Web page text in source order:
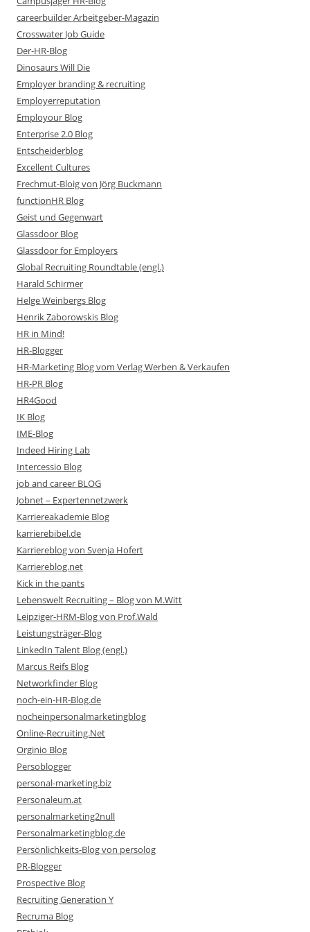
careerbuilder Arbeitgeber-Magazin
Crosswater Job Guide
Der-HR-Blog
Dinosaurs Will Die
Employer branding & recruiting
Employerreputation
Employour Blog
Enterprise 2.0 Blog
Entscheiderblog
Excellent Cultures
Frechmut-Bloig von Jörg Buckmann
functionHR Blog
Geist und Gegenwart
Glassdoor Blog
Glassdoor for Employers
Global Recruiting Roundtable (engl.)
Harald Schirmer
Helge Weinbergs Blog
Henrik Zaborowskis Blog
HR in Mind!
HR-Blogger
HR-Marketing Blog vom Verlag Werben & Verkaufen
HR-PR Blog
HR4Good
IK Blog
IME-Blog
Indeed Hiring Lab
Intercessio Blog
job and career BLOG
Jobnet – Expertennetzwerk
Karriereakademie Blog
karrierebibel.de
Karriereblog von Svenja Hofert
Karriereblog.net
Kick in the pants
Lebenswelt Recruiting – Blog von M.Witt
Leipziger-HRM-Blog von Prof.Wald
Leistungsträger-Blog
LinkedIn Talent Blog (engl.)
Marcus Reifs Blog
Networkfinder Blog
noch-ein-HR-Blog.de
nocheinpersonalmarketingblog
Online-Recruiting.Net
Orginio Blog
Persoblogger
personal-marketing.biz
Personaleum.at
personalmarketing2null
Personalmarketingblog.de
Persönlichkeits-Blog von persolog
PR-Blogger
Prospective Blog
Recruiting Generation Y
Recruma Blog